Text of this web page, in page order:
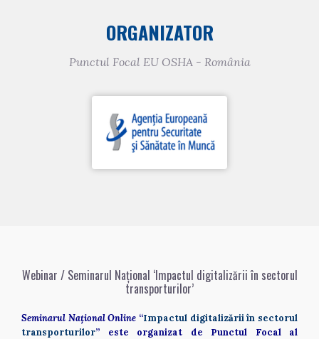
ORGANIZATOR
Punctul Focal EU OSHA - România
Webinar / Seminarul Național ‘Impactul digitalizării în sectorul
transporturilor’
Seminarul Național Online “Impactul digitalizării în sectorul
transporturilor” este organizat de Punctul Focal al